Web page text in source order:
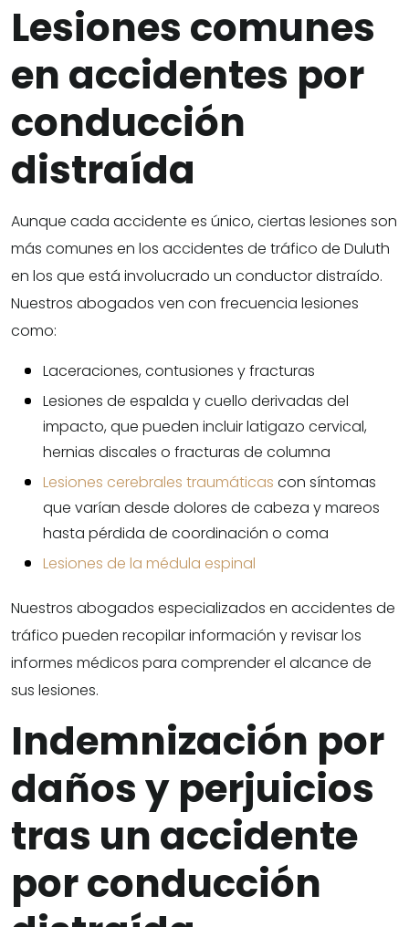
Lesiones comunes
en accidentes por
conducción
distraída
Aunque cada accidente es único, ciertas lesiones son
más comunes en los accidentes de tráfico de Duluth
en los que está involucrado un conductor distraído.
Nuestros abogados ven con frecuencia lesiones
como:
Laceraciones, contusiones y fracturas
Lesiones de espalda y cuello derivadas del
impacto, que pueden incluir latigazo cervical,
hernias discales o fracturas de columna
Lesiones cerebrales traumáticas con síntomas
que varían desde dolores de cabeza y mareos
hasta pérdida de coordinación o coma
Lesiones de la médula espinal
Nuestros abogados especializados en accidentes de
tráfico pueden recopilar información y revisar los
informes médicos para comprender el alcance de
sus lesiones.
Indemnización por
daños y perjuicios
tras un accidente
por conducción